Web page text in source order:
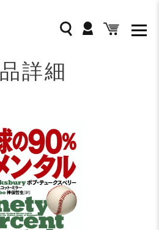
検索 ログインカート
詳細